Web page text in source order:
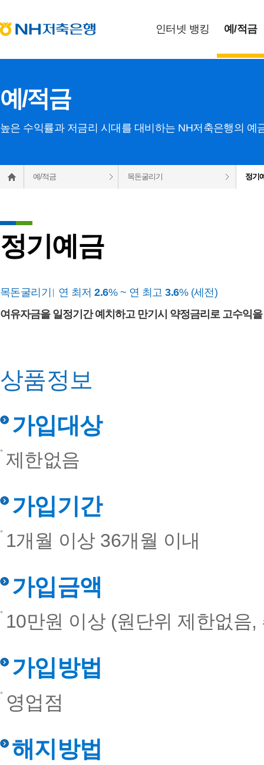
인터넷 뱅킹 예/적금
예/적금
높은 수익률과 저금리 시대를 대비하는 NH저축은행의 예
예/적금 목돈굴리기 정기
정기예금
목돈굴리기 연 최저2.6% ~ 연 최고3.6% (세전)
여유자금을 일정기간 예치하고 만기시 약정금리로 고수익
상품정보
가입대상
제한없음
가입기간
1개월 이상 36개월 이내
가입금액
10만원 이상 (원단위 제한없음,
가입방법
영업점
해지방법